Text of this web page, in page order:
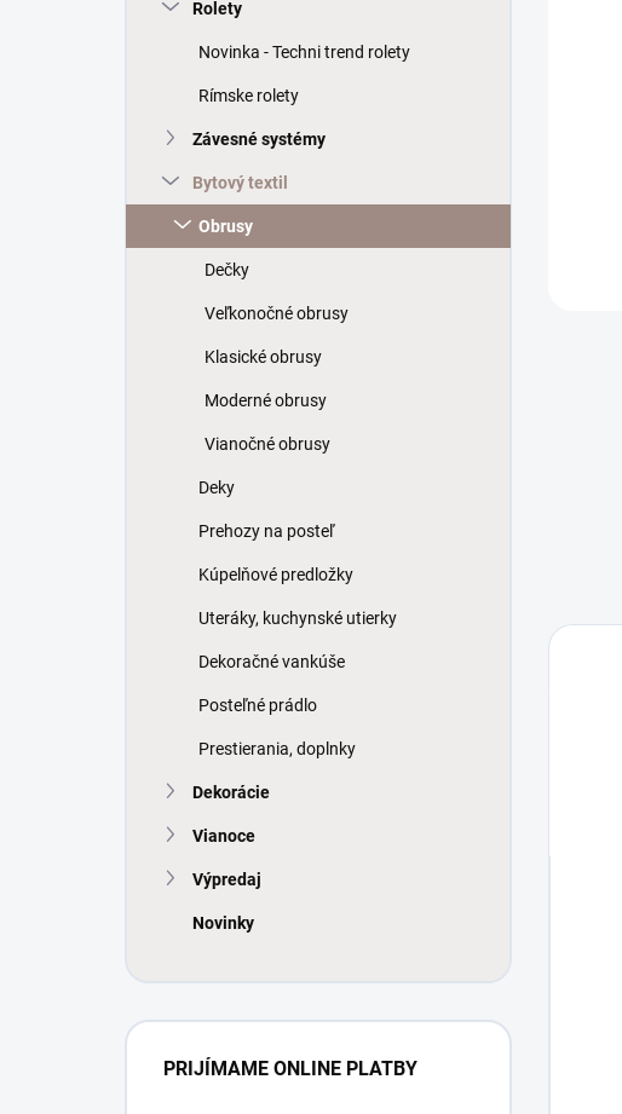
Rolety
Novinka - Techni trend rolety
Rímske rolety
Závesné systémy
Bytový textil
Obrusy
Dečky
Veľkonočné obrusy
Klasické obrusy
Moderné obrusy
Vianočné obrusy
Deky
Prehozy na posteľ
Kúpelňové predložky
Uteráky, kuchynské utierky
Dekoračné vankúše
Posteľné prádlo
Prestierania, doplnky
Dekorácie
Vianoce
Výpredaj
Novinky
PRIJÍMAME ONLINE PLATBY